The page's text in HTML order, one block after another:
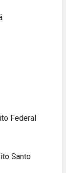
Federal
Santo